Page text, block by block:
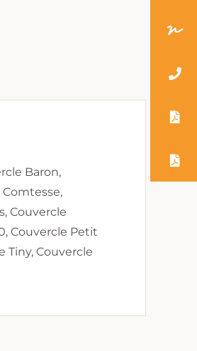
Baron,
Couvercle
Couvercle Petit
Tiny, Couvercle